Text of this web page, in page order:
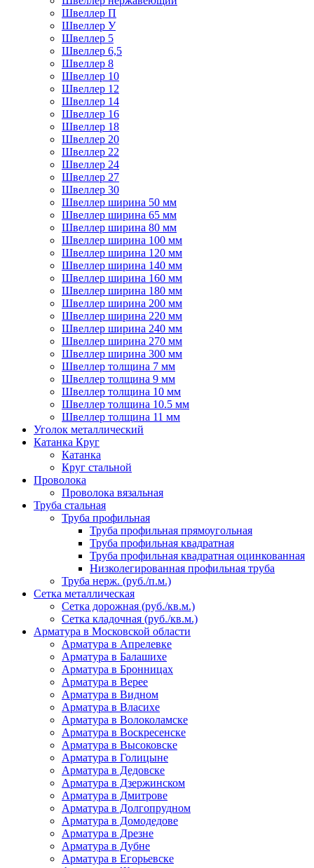
Швеллер П
Швеллер У
Швеллер 5
Швеллер 6,5
Швеллер 8
Швеллер 10
Швеллер 12
Швеллер 14
Швеллер 16
Швеллер 18
Швеллер 20
Швеллер 22
Швеллер 24
Швеллер 27
Швеллер 30
Швеллер ширина 50 мм
Швеллер ширина 65 мм
Швеллер ширина 80 мм
Швеллер ширина 100 мм
Швеллер ширина 120 мм
Швеллер ширина 140 мм
Швеллер ширина 160 мм
Швеллер ширина 180 мм
Швеллер ширина 200 мм
Швеллер ширина 220 мм
Швеллер ширина 240 мм
Швеллер ширина 270 мм
Швеллер ширина 300 мм
Швеллер толщина 7 мм
Швеллер толщина 9 мм
Швеллер толщина 10 мм
Швеллер толщина 10.5 мм
Швеллер толщина 11 мм
Уголок металлический
Катанка Круг
Катанка
Круг стальной
Проволока
Проволока вязальная
Труба стальная
Труба профильная
Труба профильная прямоугольная
Труба профильная квадратная
Труба профильная квадратная оцинкованная
Низколегированная профильная труба
Труба нерж. (руб./п.м.)
Сетка металлическая
Сетка дорожная (руб./кв.м.)
Сетка кладочная (руб./кв.м.)
Арматура в Московской области
Арматура в Апрелевке
Арматура в Балашихе
Арматура в Бронницах
Арматура в Верее
Арматура в Видном
Арматура в Власихе
Арматура в Волоколамске
Арматура в Воскресенске
Арматура в Высоковске
Арматура в Голицыне
Арматура в Дедовске
Арматура в Дзержинском
Арматура в Дмитрове
Арматура в Долгопрудном
Арматура в Домодедове
Арматура в Дрезне
Арматура в Дубне
Арматура в Егорьевске